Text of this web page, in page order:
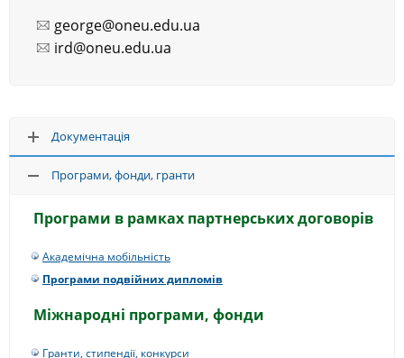
george@oneu.edu.ua
ird@oneu.edu.ua
Документація
Програми, фонди, гранти
Програми в рамках партнерських договорів
Академічна мобільність
Програми подвійних дипломів
Міжнародні програми, фонди
Гранти, стипендії, конкурси